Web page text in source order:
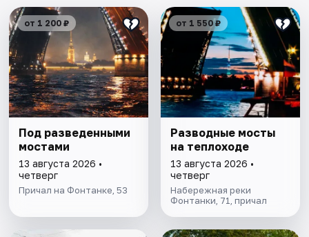
от 1 200 ₽
Под разведенными
мостами
13 августа 2026 •
четверг
Причал на Фонтанке, 53
от 1 550 ₽
Разводные мосты
на теплоходе
13 августа 2026 •
четверг
Набережная реки
Фонтанки, 71, причал